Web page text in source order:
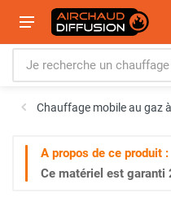
Chauffage mobile au gaz
A propos de ce produit :
Ce matériel est garanti